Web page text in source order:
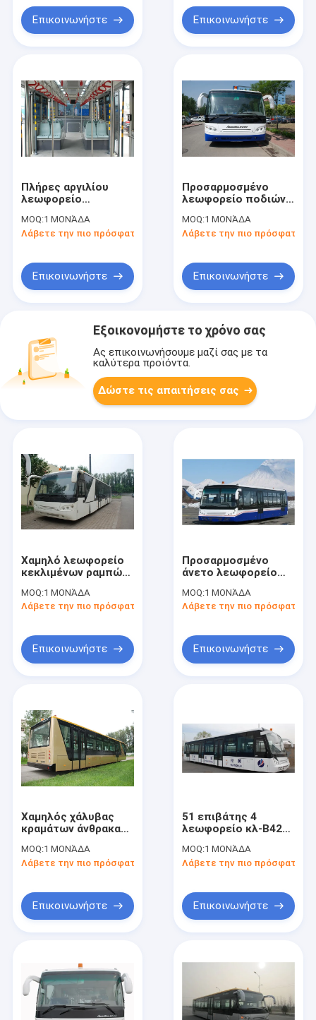
Προϊόντα
Περίπου εμείς
καθισμάτων
Επικοινωνήστε
σώματος
Επικοινωνήστε
Πλήρες αργιλίου
λεωφορείο
δρομολογίων
σώματος ηλεκτρικό
MOQ:1 ΜΟΝΆΔΑ
Λάβετε την πιο πρόσφατη τιμή
Επικοινωνήστε
Προσαρμοσμένο
λεωφορείο ποδιών
επιβατών, μικρό
λεωφορείο
MOQ:1 ΜΟΝΆΔΑ
Λάβετε την πιο πρόσφατη
Επικοινωνήστε
Εξοικονομήστε το χρόνο σας
Ας επικοινωνήσουμε μαζί σας με τα
καλύτερα προϊόντα.
Δώστε τις απαιτήσεις σας
Χαμηλό λεωφορείο
κεκλιμένων ραμπών
επιβατών
αερολιμένων
άνθρακα μεγάλης
περιεκτικότητας
DC24V 240W
MOQ:1 ΜΟΝΆΔΑ
Λάβετε την πιο πρόσφατη τιμή
Επικοινωνήστε
Προσαρμοσμένο
άνετο λεωφορείο
επιβατών
αερολιμένων 13
MOQ:1 ΜΟΝΆΔΑ
Λάβετε την πιο πρόσφατη
Επικοινωνήστε
Χαμηλός χάλυβας
κραμάτων άνθρακα
ποδιών αερολιμένων
επιβατών,
MOQ:1 ΜΟΝΆΔΑ
Λάβετε την πιο πρόσφατη τιμή
Επικοινωνήστε
51 επιβάτης 4
λεωφορείο κλ-B4270
αερολιμένων
μηχανών diesel
MOQ:1 ΜΟΝΆΔΑ
Λάβετε την πιο πρόσφατη
Επικοινωνήστε